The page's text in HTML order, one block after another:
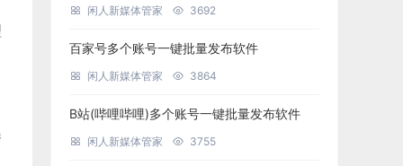
闲人新媒体管家 3692
百家号多个账号一键批量发布软件
闲人新媒体管家 3864
B站(哔哩哔哩)多个账号一键批量发布软件
闲人新媒体管家 3755